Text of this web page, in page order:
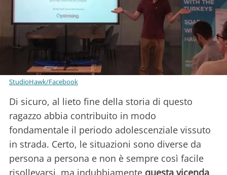
StudioHawk/Facebook
Di sicuro, al lieto fine della storia di questo
ragazzo abbia contribuito in modo
fondamentale il periodo adolescenziale vissuto
in strada. Certo, le situazioni sono diverse da
persona a persona e non è sempre così facile
risollevarsi, ma indubbiamente questa vicenda